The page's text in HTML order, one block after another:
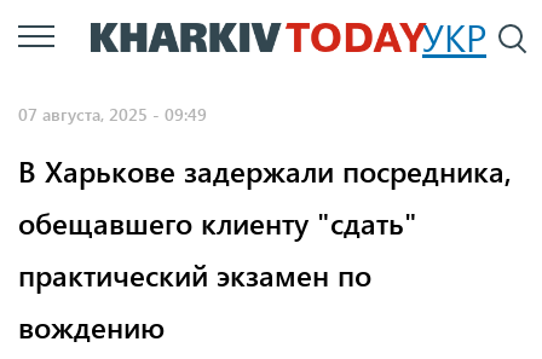
Перейти
к
УКР
07 августа, 2025 - 09:49
В Харькове задержали посредника,
обещавшего клиенту "сдать"
практический экзамен по
вождению